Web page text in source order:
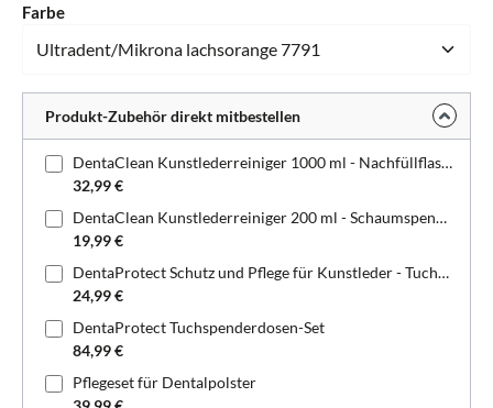
Farbeauswählen
Produkt-Zubehör direkt mitbestellen
DentaClean Kunstlederreiniger 1000 ml - Nachfüllflasche
32,99 €
DentaClean Kunstlederreiniger 200 ml - Schaumspenderflasche
19,99 €
DentaProtect Schutz und Pflege für Kunstleder - Tuchspenderdose
24,99 €
DentaProtect Tuchspenderdosen-Set
84,99 €
Pflegeset für Dentalpolster